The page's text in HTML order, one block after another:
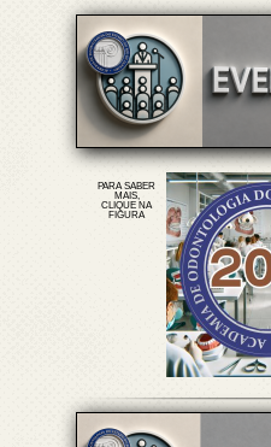
PARA SABER
MAIS,
CLIQUE NA
FIGURA